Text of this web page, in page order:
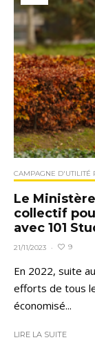
CAMPAGNE D'UTILITÉ
Le
collectif
avec 101
21/11/2023 · 9
En 2022, suite
efforts de tous
économisé...
LIRE LA SUITE